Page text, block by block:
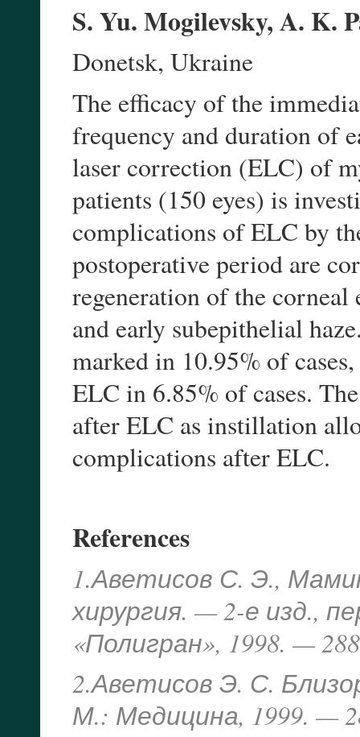
S. Yu. Mogilevsky, A. K.
Donetsk, Ukraine
The efficacy of the
frequency and duration of
laser correction (ELC) of
patients (150 eyes) is
complications of ELC by
postoperative period are
regeneration of the
and early subepithelial
marked in 10.95% of
ELC in 6.85% of cases.
after ELC as instillation
complications after ELC.
References
1.Аветисов С. Э.,
хирургия. — 2-е изд.,
«Полигран», 1998. —
2.Аветисов Э. С.
М.: Медицина, 1999. —